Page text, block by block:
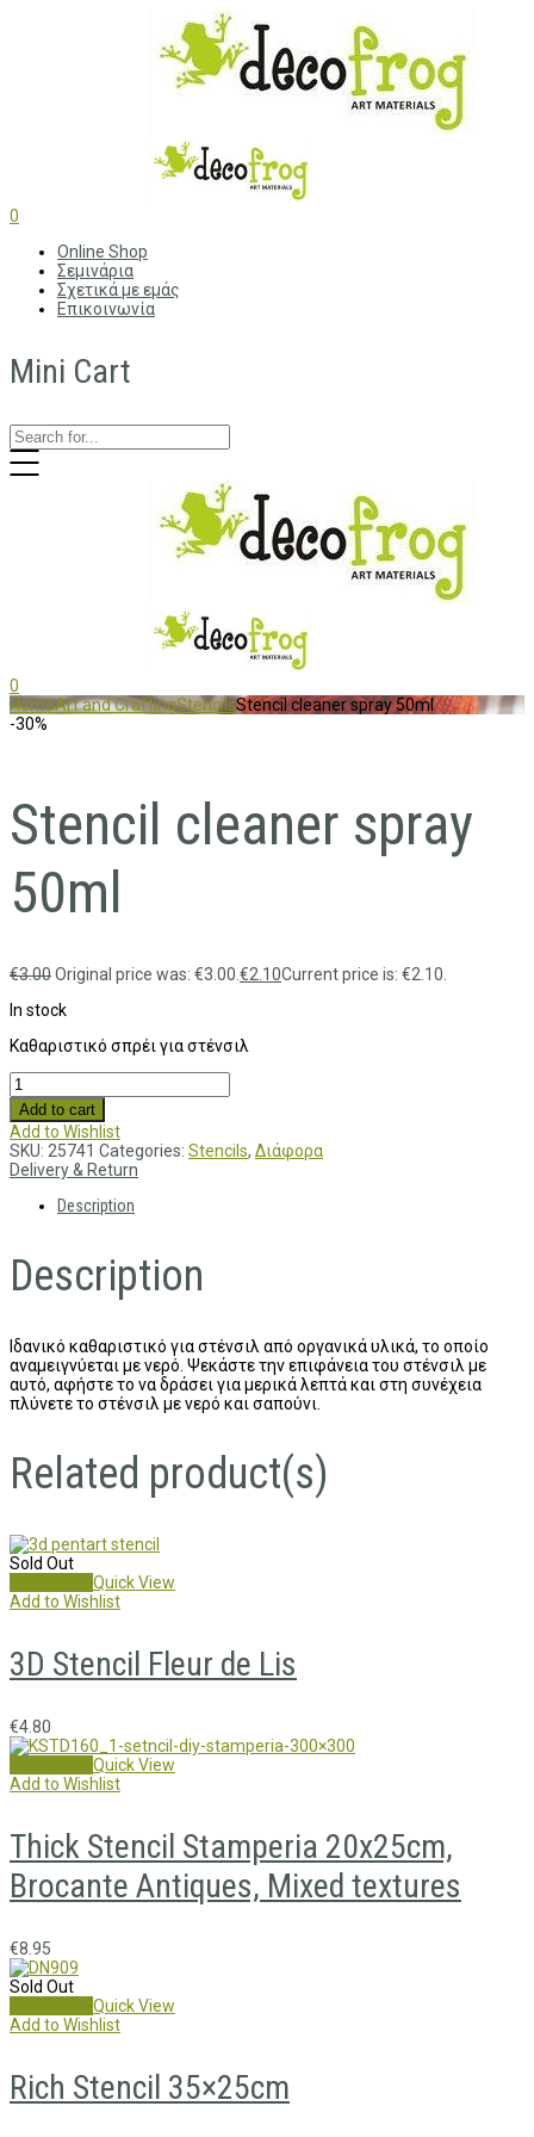
0
Online Shop
Σεμινάρια
Σχετικά με εμάς
Επικοινωνία
Mini Cart
0
HomeArt and CraftingStencilsStencil cleaner spray 50ml
-30%
Stencil cleaner spray
50ml
€3.00Original price was: €3.00.€2.10Current price is: €2.10.
In stock
Καθαριστικό σπρέι για στένσιλ
Add to cart
Add to Wishlist
SKU: 25741 Categories: Stencils, Διάφορα
Delivery & Return
Description
Description
Ιδανικό καθαριστικό για στένσιλ από οργανικά υλικά, το οποίο
αναμειγνύεται με νερό. Ψεκάστε την επιφάνεια του στένσιλ με
αυτό, αφήστε το να δράσει για μερικά λεπτά και στη συνέχεια
πλύνετε το στένσιλ με νερό και σαπούνι.
Related product(s)
Sold Out
Quick View
Add to Wishlist
3D Stencil Fleur de Lis
€4.80
Quick View
Add to Wishlist
Thick Stencil Stamperia 20x25cm,
Brocante Antiques, Mixed textures
€8.95
Sold Out
Quick View
Add to Wishlist
Rich Stencil 35×25cm